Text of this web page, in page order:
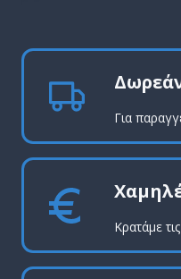
Για
Κρατάμε